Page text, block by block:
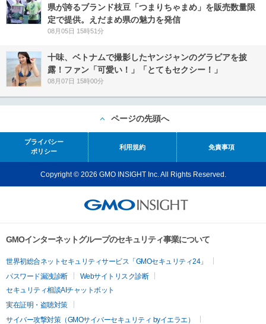
県が誇るブランド枝豆「つまりちゃまめ」を販売数量限
定で提供。えだまめ県の魅力を発信
08月05日 15時51分
十味、ベトナムで撮影したヤンジャンのグラビアを披
露！ファン「可愛い！」「とてもセクシー！」
08月07日 15時00分
ページの先頭へ
プライバシー
ポリシー
利用規約 免責事項
Copyright © 2026 GMO INSIGHT Inc. All Rights Reserved.
GMOインターネットグループのセキュリティ事業について
世界初総合ネットセキュリティサービス「GMOセキュリティ24」
パスワード漏洩診断
Webサイトリスク診断
セキュリティ相談AIチャットボット
実在証明・盗聴対策
サイバー攻撃対策（GMOサイバーセキュリティ byイエラエ）